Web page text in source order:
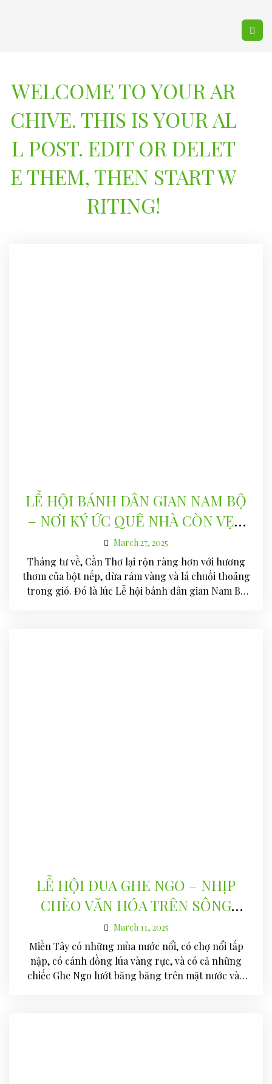
WELCOME TO YOUR AR
CHIVE. THIS IS YOUR AL
L POST. EDIT OR DELET
E THEM, THEN START W
RITING!
LỄ HỘI BÁNH DÂN GIAN NAM BỘ
– NƠI KÝ ỨC QUÊ NHÀ CÒN VẸN
NGUYÊN
March 27, 2025
Tháng tư về, Cần Thơ lại rộn ràng hơn với hương
thơm của bột nếp, dừa rám vàng và lá chuối thoảng
trong gió. Đó là lúc Lễ hội bánh dân gian Nam Bộ
LỄ HỘI ĐUA GHE NGO – NHỊP
CHÈO VĂN HÓA TRÊN SÔNG
NƯỚC TÂY NAM BỘ
March 11, 2025
Miền Tây có những mùa nước nổi, có chợ nổi tấp
nập, có cánh đồng lúa vàng rực, và có cả những
chiếc Ghe Ngo lướt băng băng trên mặt nước vào